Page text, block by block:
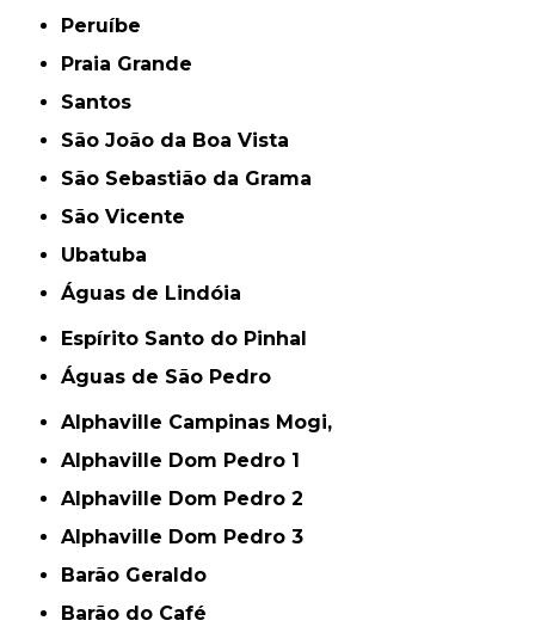
Peruíbe
Praia Grande
Santos
São João da Boa Vista
São Sebastião da Grama
São Vicente
Ubatuba
Águas de Lindóia
Espírito Santo do Pinhal
Águas de São Pedro
Alphaville Campinas Mogi,
Alphaville Dom Pedro 1
Alphaville Dom Pedro 2
Alphaville Dom Pedro 3
Barão Geraldo
Barão do Café